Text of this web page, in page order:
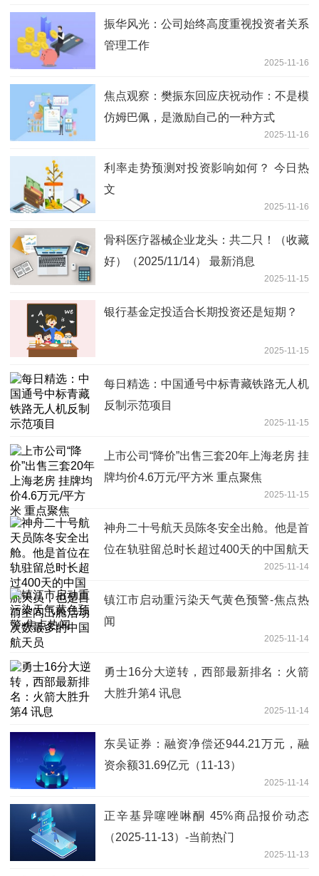
振华风光：公司始终高度重视投资者关系
管理工作
2025-11-16
焦点观察：樊振东回应庆祝动作：不是模
仿姆巴佩，是激励自己的一种方式
2025-11-16
利率走势预测对投资影响如何？ 今日热
文
2025-11-16
骨科医疗器械企业龙头：共二只！（收藏
好）（2025/11/14） 最新消息
2025-11-15
银行基金定投适合长期投资还是短期？
2025-11-15
每日精选：中国通号中标青藏铁路无人机
反制示范项目
2025-11-15
上市公司“降价”出售三套20年上海老房 挂
牌均价4.6万元/平方米 重点聚焦
2025-11-15
神舟二十号航天员陈冬安全出舱。他是首
位在轨驻留总时长超过400天的中国航天
员，也是目前空间出舱活动次数最多的中
国航天员
2025-11-14
镇江市启动重污染天气黄色预警-焦点热
闻
2025-11-14
勇士16分大逆转，西部最新排名：火箭
大胜升第4 讯息
2025-11-14
东吴证券：融资净偿还944.21万元，融
资余额31.69亿元（11-13）
2025-11-14
正辛基异噻唑啉酮 45%商品报价动态
（2025-11-13）-当前热门
2025-11-13